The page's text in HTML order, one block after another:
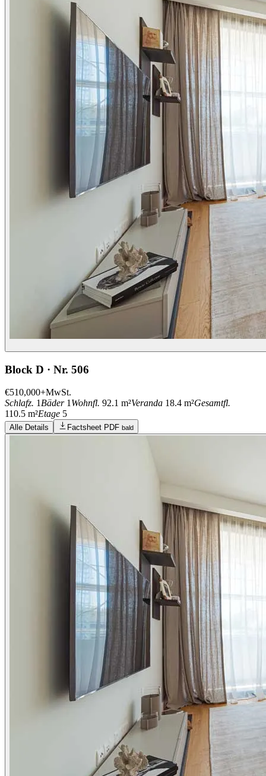
Block D · Nr. 506
€510,000+MwSt.
Schlafz. 1Bäder 1Wohnfl. 92.1 m²Veranda 18.4 m²Gesamtfl.
110.5 m²Etage 5
Alle Details Factsheet PDF bald